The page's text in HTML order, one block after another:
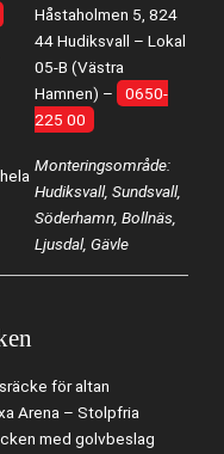
Håstaholmen 5, 824
44 Hudiksvall – Lokal
05-B (Västra
Hamnen) –
0650-
225 00
Monteringsområde:
Hudiksvall, Sundsvall,
Söderhamn, Bollnäs,
Ljusdal, Gävle
för altan
Arena – Stolpfria
med golvbeslag